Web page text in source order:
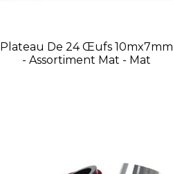
Plateau De 24 Œufs 10mx7mm
- Assortiment Mat - Mat